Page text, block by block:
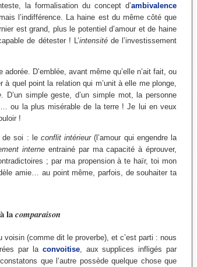
la formalisation du concept d’ambivalence
l’indifférence. La haine est du même côté que
est grand, plus le potentiel d’amour et de haine
de détester ! L’intensitéde l’investissement
D’emblée, avant même qu’elle n’ait fait, ou
quel point la relation qui m’unit à elle me plonge,
. D’un simple geste, d’un simple mot, la personne
ou la plus misérable de la terre ! Je lui en veux
!
de soi : le conflit intérieur(l’amour qui engendre la
interne entrainé par ma capacité à éprouver,
; par ma propension à te haïr, toi mon
amie… au point même, parfois, de souhaiter ta
lacomparaison
voisin (comme dit le proverbe), et c’est parti : nous
par la convoitise, aux supplices infligés par
que l’autre possède quelque chose que